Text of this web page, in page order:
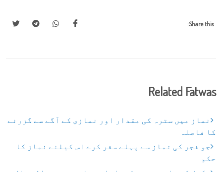
Share this:
Related Fatwas
نماز میں سترہ کی مقدار اور نمازی کے آگے سے گزرنے
کا فاصلہ
جو فجر کی نماز سے پہلے سفر کرے اس کیلئے نماز کا
حکم